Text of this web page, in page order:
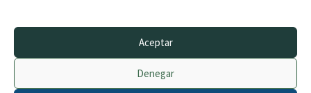
Aceptar
Denegar
© 2014–2026 creandotuprovincia.es · Todos los derechos reservados